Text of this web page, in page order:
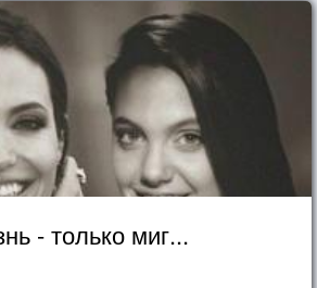
- только миг...